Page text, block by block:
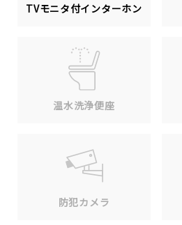
TVモニタ付インターホン
温水洗浄便座
防犯カメラ